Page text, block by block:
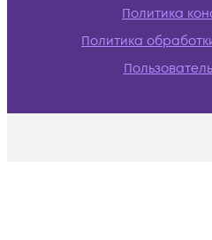
Политика
Политика